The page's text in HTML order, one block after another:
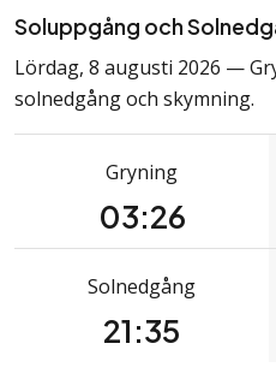
Soluppgång och
Lördag, 8 augusti 2026 —
solnedgång och skymning.
Gryning
03:26
Solnedgång
21:35